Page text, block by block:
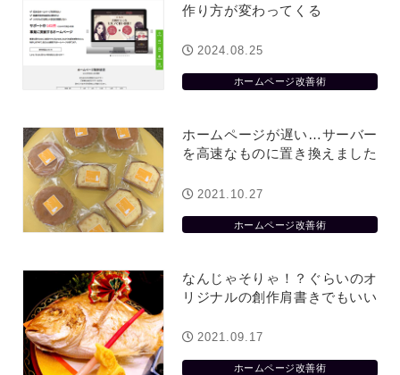
作り方が変わってくる
ホームページ改善術
2024.08.25
ホームページが遅い…サーバー
を高速なものに置き換えました
ホームページ改善術
2021.10.27
なんじゃそりゃ！？ぐらいのオ
リジナルの創作肩書きでもいい
ホームページ改善術
2021.09.17